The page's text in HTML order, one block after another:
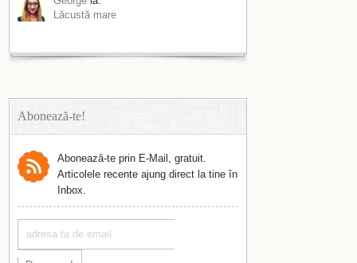
Lăcustă mare
Abonează-te!
Abonează-te prin E-Mail, gratuit.
Articolele recente ajung direct la tine în
Inbox.